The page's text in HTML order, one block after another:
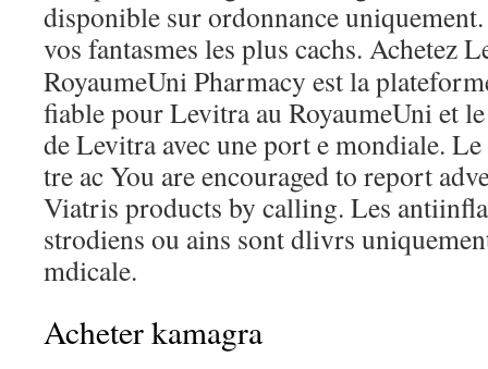
disponible sur ordonnance
vos fantasmes les plus cachs. Achetez
RoyaumeUni Pharmacy est la
fiable pour Levitra au RoyaumeUni et
de Levitra avec une port e mondiale.
tre ac You are encouraged to report
Viatris products by calling. Les
strodiens ou ains sont dlivrs
mdicale.
Acheter kamagra